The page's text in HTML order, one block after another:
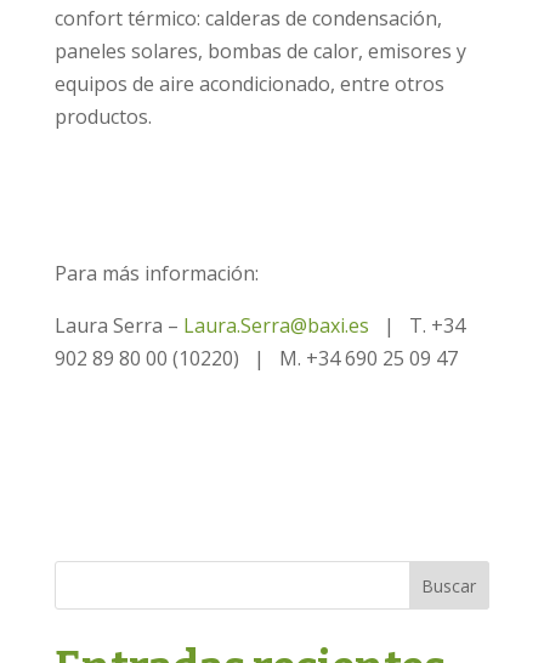
confort térmico: calderas de condensación,
paneles solares, bombas de calor, emisores y
equipos de aire acondicionado, entre otros
productos.
Para más información:
Laura Serra – Laura.Serra@baxi.es | T. +34
902 89 80 00 (10220) | M. +34 690 25 09 47
Buscar